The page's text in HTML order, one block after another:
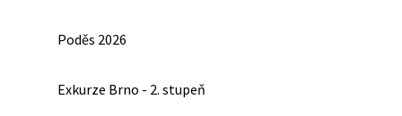
Poděs 2026
Exkurze Brno - 2. stupeň